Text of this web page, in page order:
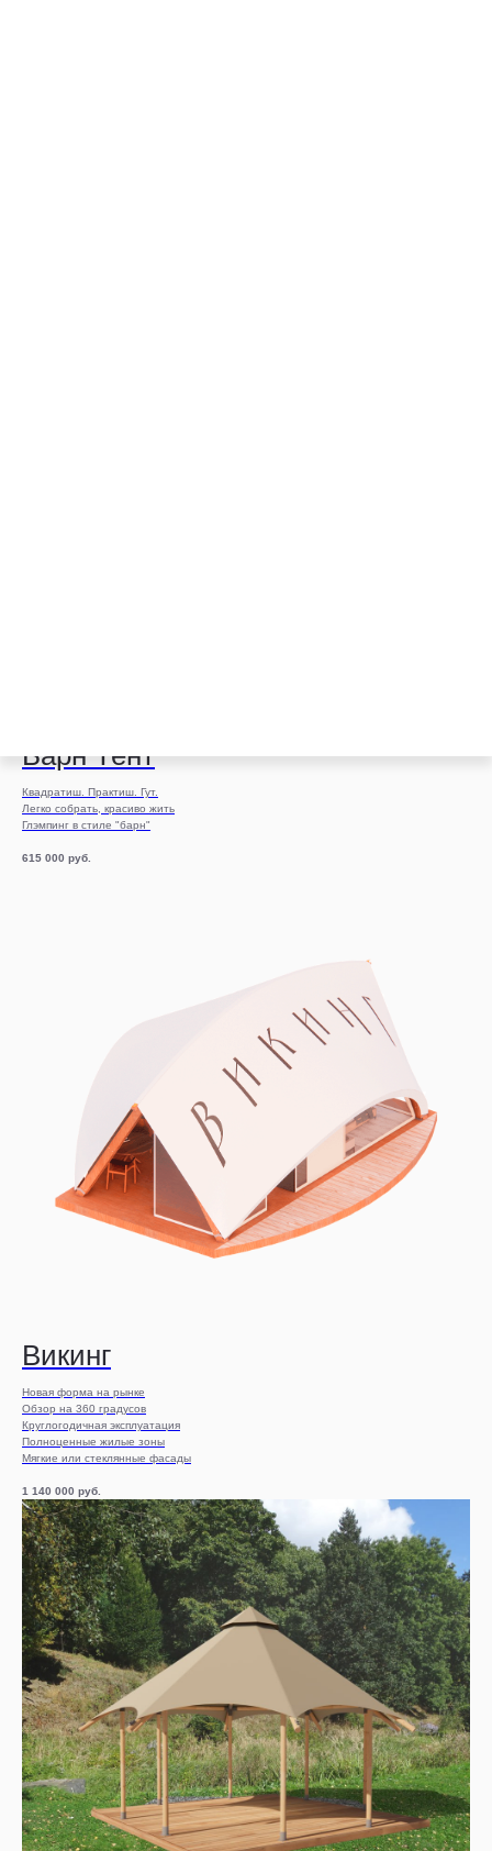
Барн Тент
Квадратиш. Практиш. Гут.
Легко собрать, красиво жить
Глэмпинг в стиле "барн"
615 000 руб.
Викинг
Новая форма на рынке
Обзор на 360 градусов
Круглогодичная эксплуатация
Полноценные жилые зоны
Мягкие или стеклянные фасады
1 140 000 руб.